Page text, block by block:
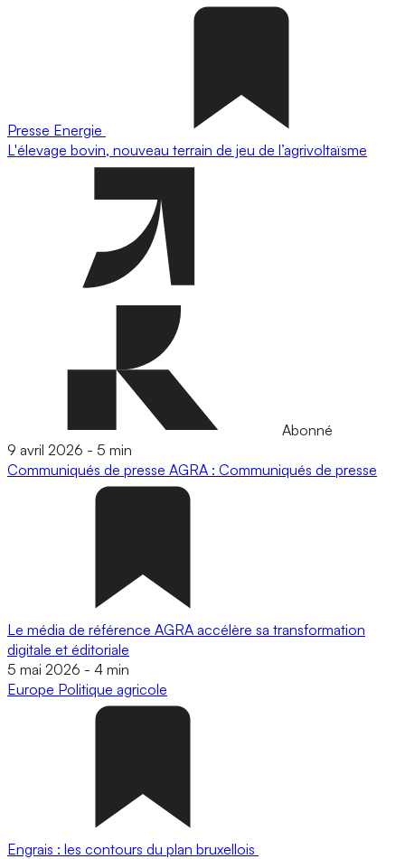
Presse Energie
L'élevage bovin, nouveau terrain de jeu de l’agrivoltaïsme
Abonné
9 avril 2026 - 5 min
Communiqués de presse AGRA : Communiqués de presse
Le média de référence AGRA accélère sa transformation
digitale et éditoriale
5 mai 2026 - 4 min
Europe Politique agricole
Engrais : les contours du plan bruxellois